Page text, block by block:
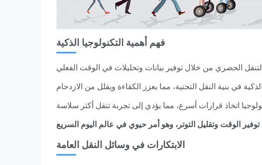
فهم أهمية التكنولوجيا الذكية
الابتكارات في وسائل النقل العامة